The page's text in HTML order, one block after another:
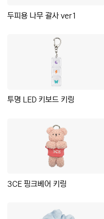
두피용 나무 괄사 ver1
투명 LED 키보드 키링
3CE 핑크베어 키링